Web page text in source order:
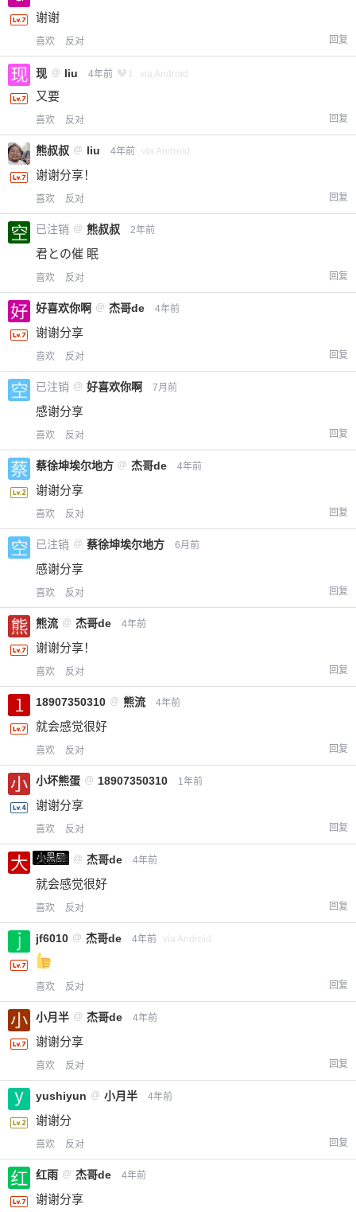
2 元
谢谢
喜欢 反对 回复
现 @ liu 4年前 1 via Android
又要
喜欢 反对 回复
熊叔叔 @ liu 4年前 via Android
谢谢分享！
喜欢 反对 回复
已注销 @ 熊叔叔 2年前
君との催 眠
喜欢 反对 回复
好喜欢你啊 @ 杰哥de 4年前
谢谢分享
喜欢 反对 回复
已注销 @ 好喜欢你啊 7月前
感谢分享
喜欢 反对 回复
蔡徐坤埃尔地方 @ 杰哥de 4年前
谢谢分享
喜欢 反对 回复
已注销 @ 蔡徐坤埃尔地方 6月前
感谢分享
喜欢 反对 回复
熊流 @ 杰哥de 4年前
谢谢分享！
喜欢 反对 回复
18907350310 @ 熊流 4年前
就会感觉很好
喜欢 反对 回复
小坏熊蛋 @ 18907350310 1年前
谢谢分享
喜欢 反对 回复
小黑屋
大白熊 @ 杰哥de 4年前
就会感觉很好
喜欢 反对 回复
jf6010 @ 杰哥de 4年前 via Android
喜欢 反对 回复
小月半 @ 杰哥de 4年前
谢谢分享
喜欢 反对 回复
yushiyun @ 小月半 4年前
谢谢分
喜欢 反对 回复
红雨 @ 杰哥de 4年前
谢谢分享